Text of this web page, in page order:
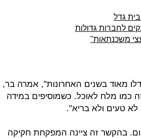
גדל
משכנתאות"
מאוד בשנים האחרונות", אמרה בר,
כמו מלח לאוכל. כשמוסיפים במידה
לא טעים ולא בריא".
בהקשר זה ציינה המפקחת חקיקה